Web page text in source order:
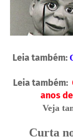
Leia também:
Leia também:
anos
Veja
Curta